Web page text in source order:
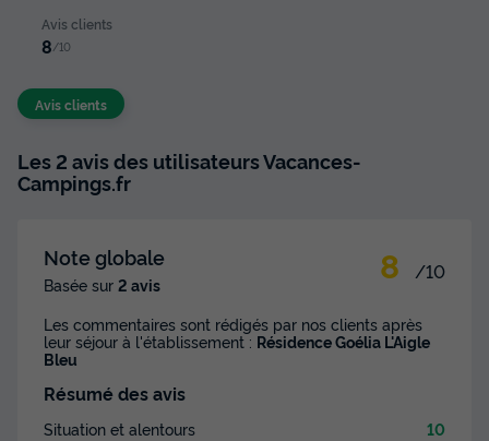
Avis clients
8/10
Avis clients
Les 2 avis des utilisateurs Vacances-
Campings.fr
Note globale
Basée sur 2 avis 8 /10
Les commentaires sont rédigés par nos clients après
leur séjour à l'établissement : Résidence Goélia L'Aigle
Bleu
Résumé des avis
Situation et alentours 10